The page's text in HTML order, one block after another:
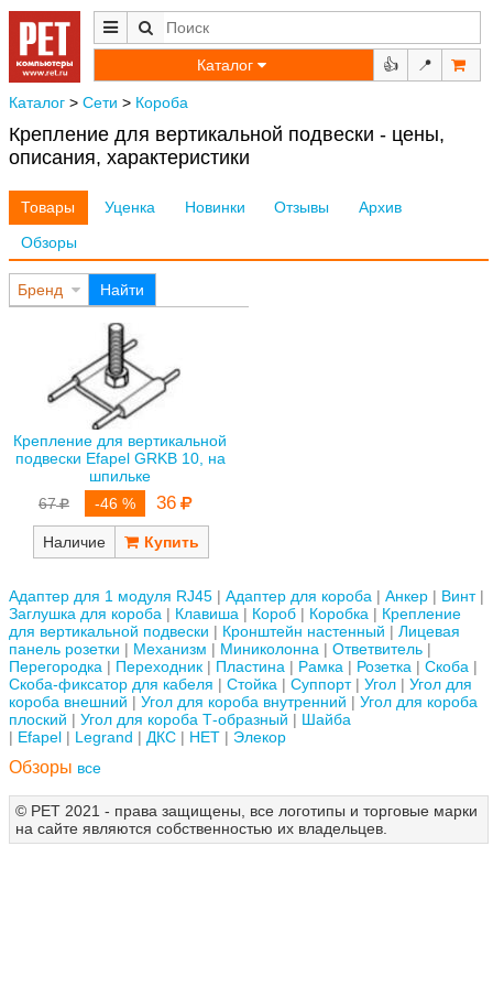
Каталог 👍 📍
Каталог > Сети > Короба
Крепление для вертикальной подвески - цены,
описания, характеристики
Товары Уценка Новинки Отзывы
Архив
Обзоры
Бренд Найти
Крепление для вертикальной
подвески Efapel GRKB 10, на
шпильке
67
-46 % 36
Наличие
Адаптер для 1 модуля RJ45 Адаптер для короба Анкер
Винт
Заглушка для короба
Клавиша Короб Коробка
Крепление
для вертикальной подвески
Кронштейн настенный
Лицевая
панель розетки
Механизм Миниколонна
Ответвитель
Перегородка
Переходник Пластина Рамка Розетка
Скоба
Скоба-фиксатор для кабеля
Стойка Суппорт Угол
Угол для
короба внешний
Угол для короба внутренний
Угол для короба
плоский
Угол для короба Т-образный
Шайба
Efapel
Legrand ДКС НЕТ Элекор
Обзоры все
© РЕТ 2021 - права защищены, все логотипы и торговые марки
на сайте являются собственностью их владельцев.